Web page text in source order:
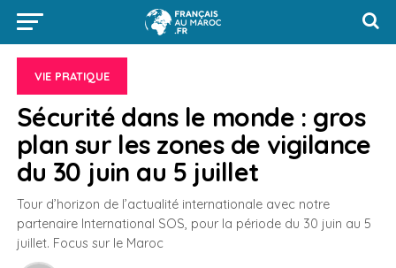
VIE PRATIQUE
Sécurité dans le monde : gros
plan sur les zones de vigilance
du 30 juin au 5 juillet
Tour d’horizon de l’actualité internationale avec notre
partenaire International SOS, pour la période du 30 juin au 5
juillet. Focus sur le Maroc